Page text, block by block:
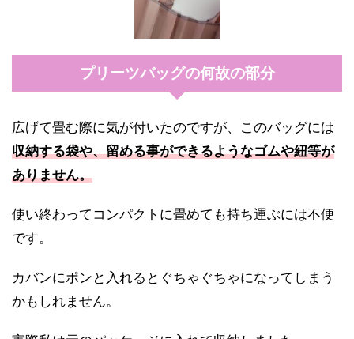
プリーツバッグの何故の部分
広げて畳む際に気が付いたのですが、このバッグには
収納する袋や、留める事ができるようなゴムや紐等が
ありません。
使い終わってコンパクトに畳めても持ち運ぶには不便
です。
カバンにポンと入れるとぐちゃぐちゃになってしまう
かもしれません。